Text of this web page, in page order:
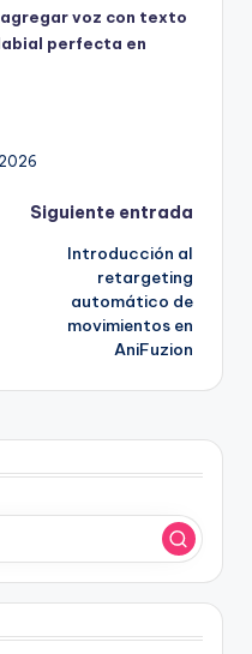
voz con texto
perfecta en
Siguiente entrada
Introducción al
retargeting
automático de
movimientos en
AniFuzion